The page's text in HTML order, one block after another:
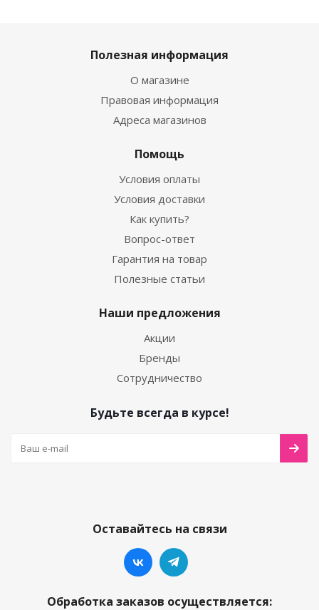
Полезная информация
О магазине
Правовая информация
Адреса магазинов
Помощь
Условия оплаты
Условия доставки
Как купить?
Вопрос-ответ
Гарантия на товар
Полезные статьи
Наши предложения
Акции
Бренды
Сотрудничество
Будьте всегда в курсе!
Оставайтесь на связи
Обработка заказов осуществляется: